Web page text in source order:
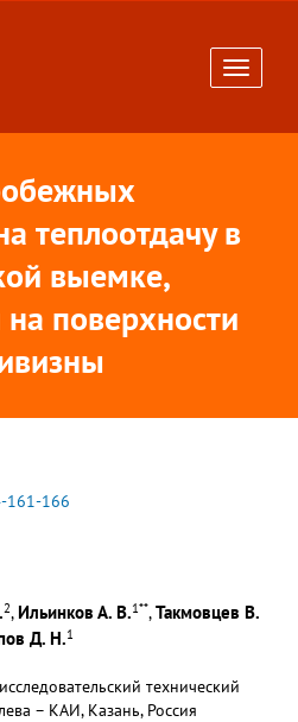
Toggle
теплоотдачу в
выемке,
поверхности
161-166
2,Ильинков А. В.1**,Такмовцев В.
Д. Н.1
технический
– КАИ, Казань, Россия